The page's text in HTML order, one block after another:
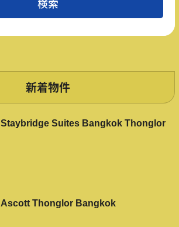
新着物件
Staybridge Suites Bangkok Thonglor
Ascott Thonglor Bangkok